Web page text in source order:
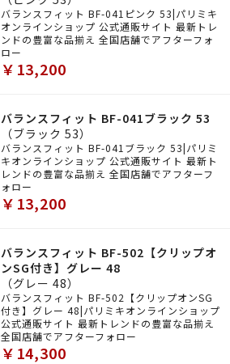
バランスフィット BF-041ピンク 53|パリミキ
オンラインショップ 公式通販サイト 最新トレ
ンドの豊富な品揃え 全国店舗でアフターフォ
ロー
￥13,200
バランスフィット BF-041ブラック 53
（ブラック 53）
バランスフィット BF-041ブラック 53|パリミ
キオンラインショップ 公式通販サイト 最新ト
レンドの豊富な品揃え 全国店舗でアフターフ
ォロー
￥13,200
バランスフィット BF-502【クリップオ
ンSG付き】グレー 48
（グレー 48）
バランスフィット BF-502【クリップオンSG
付き】グレー 48|パリミキオンラインショップ
公式通販サイト 最新トレンドの豊富な品揃え
全国店舗でアフターフォロー
￥14,300